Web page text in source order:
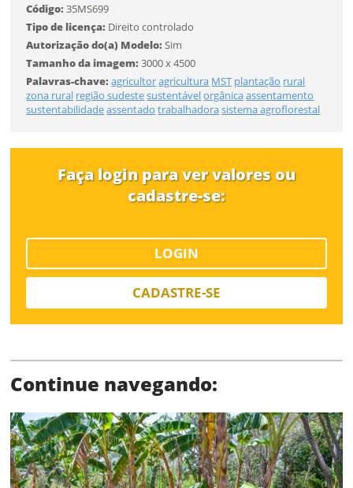
Código:35MS699
Tipo de licença: Direito controlado
Autorização do(a) Modelo:Sim
Tamanho da imagem:3000 x 4500
Palavras-chave:agricultoragricultura MST plantação rural
zona rural região sudestesustentávelorgânicaassentamento
sustentabilidadeassentado trabalhadorasistema agroflorestal
Faça login para ver valores ou
cadastre-se:
LOGIN
CADASTRE-SE
Continue navegando:
Status
SALVAR